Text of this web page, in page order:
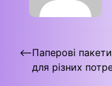
Навігація
записів
⟵Паперові
для різних